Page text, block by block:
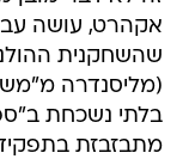
אקהרט, עושה
שהשחקנית
(מליסנדרה
בלתי נשכחת
מתבזבזת